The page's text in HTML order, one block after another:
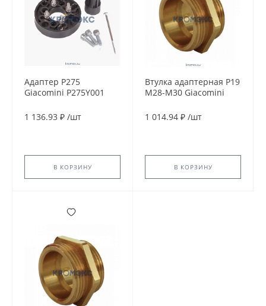
Адаптер P275
Giacomini P275Y001
1 136.93 ₽ /шт
В КОРЗИНУ
Втулка адаптерная P19
M28-M30 Giacomini
1 014.94 ₽ /шт
В КОРЗИНУ